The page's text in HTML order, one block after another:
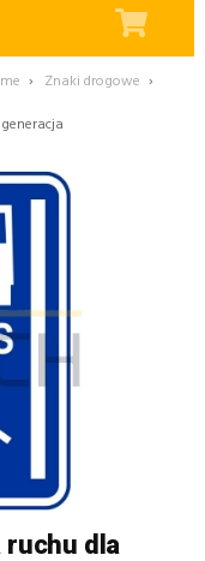
› Znaki drogowe ›
ruchu dla